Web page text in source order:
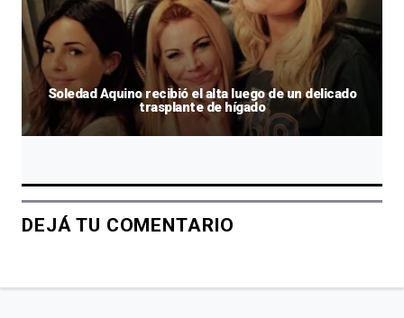
Soledad Aquino recibió el alta luego de un delicado
trasplante de hígado
DEJÁ TU COMENTARIO